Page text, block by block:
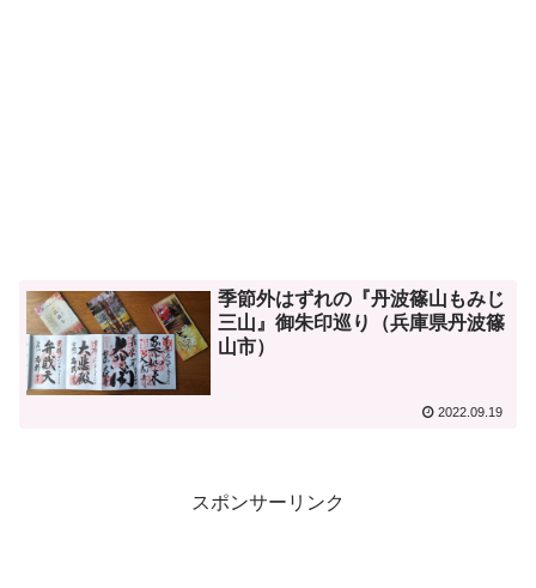
季節外はずれの『丹波篠山もみじ
三山』御朱印巡り（兵庫県丹波篠
山市）
2022.09.19
スポンサーリンク